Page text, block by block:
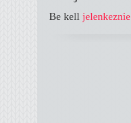
Be kell jelenkeznie